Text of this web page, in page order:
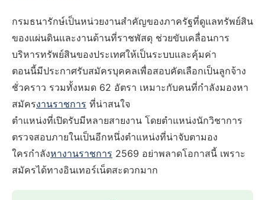
กรมธนารักษ์เป็นหน่วยงานสำคัญของภาครัฐที่ดูแลทรัพย์สิน
ของแผ่นดินและงานด้านที่ราชพัสดุ ช่วยขับเคลื่อนการ
บริหารทรัพย์สินของประเทศให้เป็นระบบและคุ้มค่า
ตอนนี้มีประกาศรับสมัครบุคคลเพื่อสอบคัดเลือกเป็นลูกจ้าง
ชั่วคราว รวมทั้งหมด 62 อัตรา เหมาะกับคนที่กำลังมองหา
สมัครงานราชการ ที่น่าสนใจ
ตำแหน่งที่เปิดรับมีหลายสายงาน โดยตำแหน่งนักวิชาการ
ตรวจสอบภายในเป็นอีกหนึ่งตำแหน่งที่น่าจับตามอง
ใครกำลังหางานราชการ 2569 อย่าพลาดโอกาสนี้ เพราะ
สมัครได้ทางอินเทอร์เน็ตสะดวกมาก